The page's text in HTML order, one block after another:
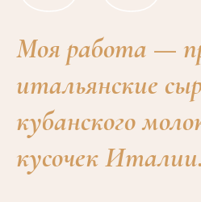
Моя работа —
итальянские
кубанского
кусочек